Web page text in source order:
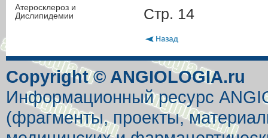
Стр. 14
Атеросклероз и
Дислипидемии
Copyright © ANGIOLOGIA.ru
Информационный ресурс
(фрагменты, проекты,